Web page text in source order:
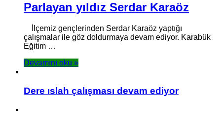
Parlayan yıldız Serdar Karaöz
İlçemiz gençlerinden Serdar Karaöz yaptığı
çalışmalar ile göz doldurmaya devam ediyor. Karabük
Eğitim …
Devamını oku »
Dere ıslah çalışması devam ediyor